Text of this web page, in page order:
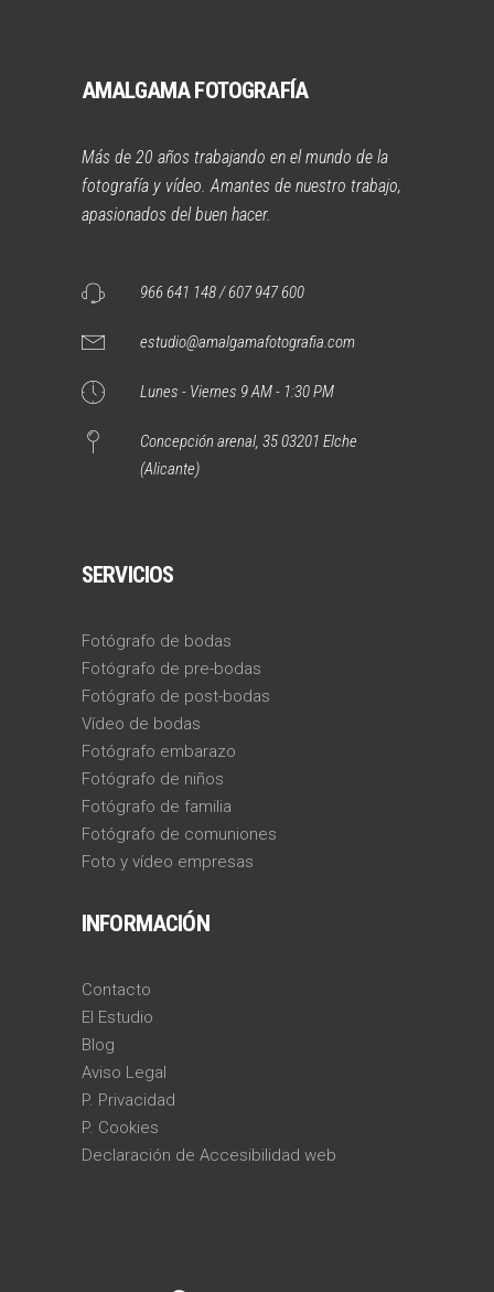
AMALGAMA FOTOGRAFÍA
Más de 20 años trabajando en el mundo de la
fotografía y vídeo. Amantes de nuestro trabajo,
apasionados del buen hacer.
966 641 148 / 607 947 600
estudio@amalgamafotografia.com
Lunes - Viernes 9 AM - 1:30 PM
Concepción arenal, 35 03201 Elche
(Alicante)
SERVICIOS
Fotógrafo de bodas
Fotógrafo de pre-bodas
Fotógrafo de post-bodas
Vídeo de bodas
Fotógrafo embarazo
Fotógrafo de niños
Fotógrafo de familia
Fotógrafo de comuniones
Foto y vídeo empresas
INFORMACIÓN
Contacto
El Estudio
Blog
Aviso Legal
P. Privacidad
P. Cookies
Declaración de Accesibilidad web